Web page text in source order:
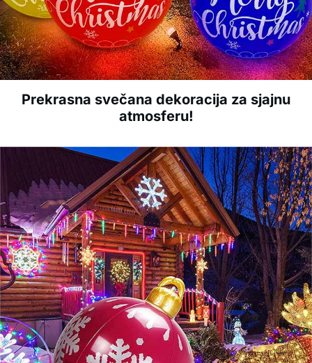
Prekrasna svečana dekoracija za sjajnu
atmosferu!